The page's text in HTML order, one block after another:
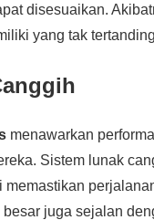
disesuaikan.
yang tak
menawarkan
Sistem lunak
juga sejalan